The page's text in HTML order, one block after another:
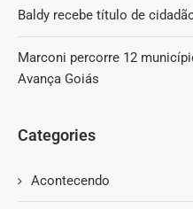
Baldy recebe título de
Marconi percorre 12
Avança Goiás
Categories
Acontecendo